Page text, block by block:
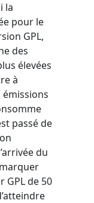
la
pour le
GPL,
des
élevées
à
passé de
du
GPL de 50